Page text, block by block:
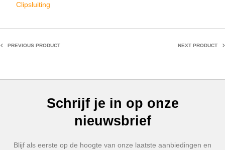
Clipsluiting
PREVIOUS PRODUCT NEXT PRODUCT
Schrijf je in op onze
nieuwsbrief
Blijf als eerste op de hoogte van onze laatste aanbiedingen en